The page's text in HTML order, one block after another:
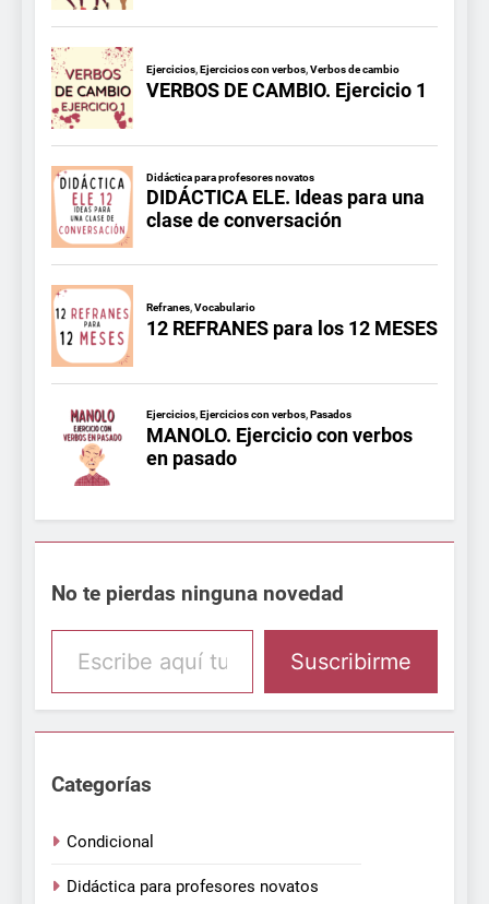
No te pierdas ninguna novedad
Escribe aquí tu email
Suscribirme
Categorías
Condicional
Didáctica para profesores novatos